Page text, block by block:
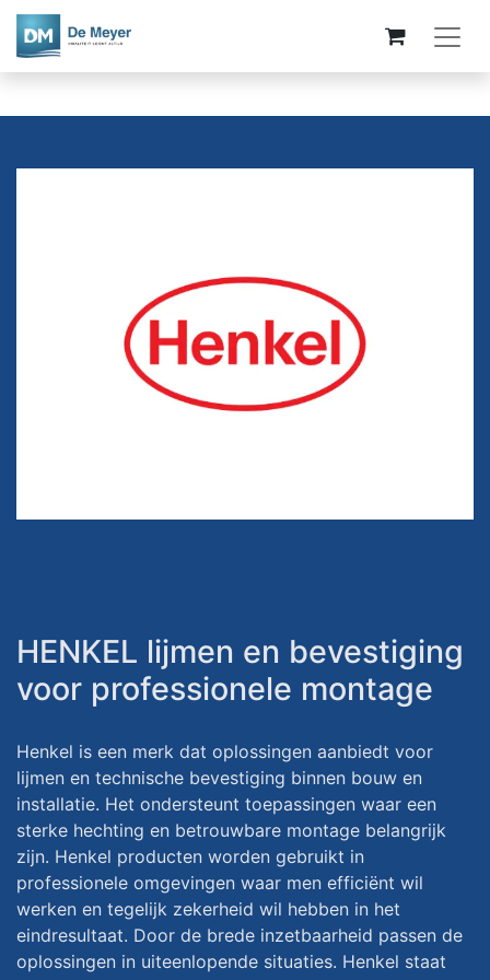
HENKEL lijmen en bevestiging
voor professionele montage
Henkel is een merk dat oplossingen aanbiedt voor
lijmen en technische bevestiging binnen bouw en
installatie. Het ondersteunt toepassingen waar een
sterke hechting en betrouwbare montage belangrijk
zijn. Henkel producten worden gebruikt in
professionele omgevingen waar men efficiënt wil
werken en tegelijk zekerheid wil hebben in het
eindresultaat. Door de brede inzetbaarheid passen de
oplossingen in uiteenlopende situaties. Henkel staat